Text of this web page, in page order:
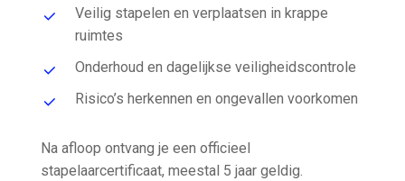
Veilig stapelen en verplaatsen in krappe
ruimtes
Onderhoud en dagelijkse veiligheidscontrole
Risico’s herkennen en ongevallen voorkomen
Na afloop ontvang je een officieel
stapelaarcertificaat, meestal 5 jaar geldig.